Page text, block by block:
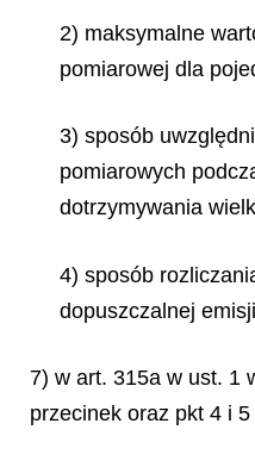
2) maksymalne
pomiarowej dla
3) sposób
pomiarowych
dotrzymywania
4) sposób
dopuszczalnej
7) w art. 315a w ust. 1
przecinek oraz pkt 4 i